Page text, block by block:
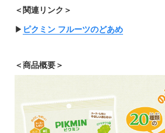
＜関連リンク＞
▶︎ ピクミン フルーツのどあめ
＜商品概要＞